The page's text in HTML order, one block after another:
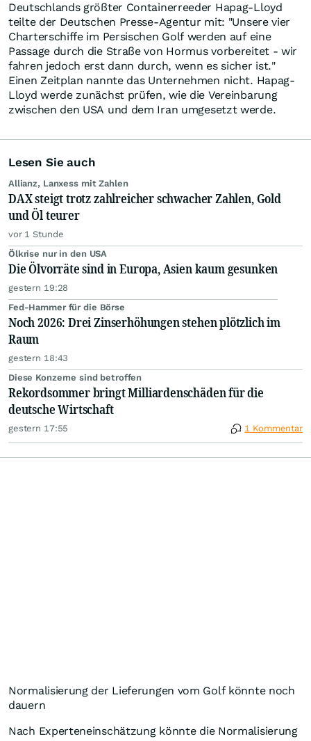
Deutschlands größter Containerreeder Hapag-Lloyd
teilte der Deutschen Presse-Agentur mit: "Unsere vier
Charterschiffe im Persischen Golf werden auf eine
Passage durch die Straße von Hormus vorbereitet - wir
fahren jedoch erst dann durch, wenn es sicher ist."
Einen Zeitplan nannte das Unternehmen nicht. Hapag-
Lloyd werde zunächst prüfen, wie die Vereinbarung
zwischen den USA und dem Iran umgesetzt werde.
Lesen Sie auch
Allianz, Lanxess mit Zahlen
DAX steigt trotz zahlreicher schwacher Zahlen, Gold
und Öl teurer
vor 1 Stunde
Ölkrise nur in den USA
Die Ölvorräte sind in Europa, Asien kaum gesunken
gestern 19:28
Fed-Hammer für die Börse
Noch 2026: Drei Zinserhöhungen stehen plötzlich im
Raum
gestern 18:43
Diese Konzerne sind betroffen
Rekordsommer bringt Milliardenschäden für die
deutsche Wirtschaft
gestern 17:55 1 Kommentar
Normalisierung der Lieferungen vom Golf könnte noch
dauern
Nach Experteneinschätzung könnte die Normalisierung